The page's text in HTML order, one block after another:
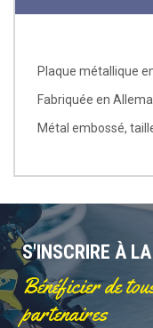
Plaque métallique
Fabriquée en
Métal embossé,
S'INSCRIRE À
Bénéficier de
partenaires